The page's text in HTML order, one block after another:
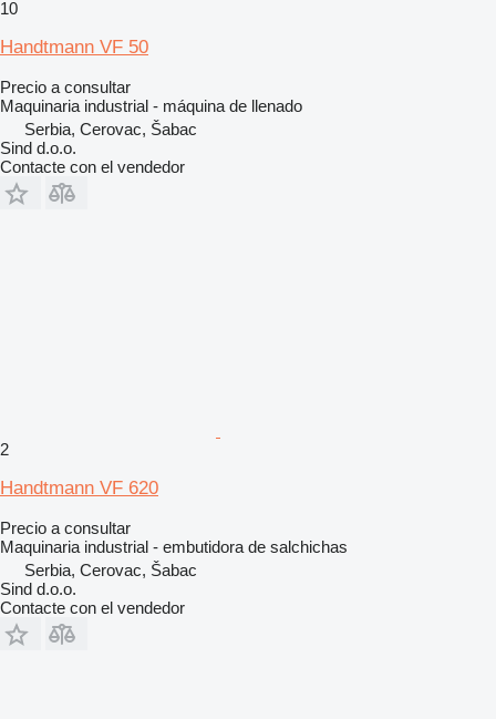
10
Handtmann VF 50
Precio a consultar
Maquinaria industrial - máquina de llenado
Serbia, Cerovac, Šabac
Sind d.o.o.
Contacte con el vendedor
2
Handtmann VF 620
Precio a consultar
Maquinaria industrial - embutidora de salchichas
Serbia, Cerovac, Šabac
Sind d.o.o.
Contacte con el vendedor